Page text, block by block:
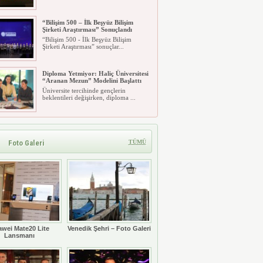
MediaMarkt Türkiye, Yeni
Mağazasını Sivas’ta Açtı
edi...
İnsan Kaynaklarında Evrak Trafiğine
Dijital Çözüm: PEYK
dijitalleşme hız kazanırken Kolay...
Wyndham EMEA’da Büyüme
İvmesini Sürdürüyor
Avrupa, Orta Doğu, Avrasya ve
Afrika’yı kapsayan EMEA bölgesind...
“Bilişim 500 – İlk Beşyüz Bilişim
Şirketi Araştırması” Sonuçlandı
“Bilişim 500 - İlk Beşyüz Bilişim
Şirketi Araştırması” sonuçlar...
Diploma Yetmiyor: Haliç Üniversitesi
“Aranan Mezun” Modelini Başlattı
Üniversite tercihinde gençlerin
beklentileri değişirken, diploma ...
Foto Galeri TÜMÜ
Mate20 Lite
Lansmanı
Venedik Şehri – Foto Galeri